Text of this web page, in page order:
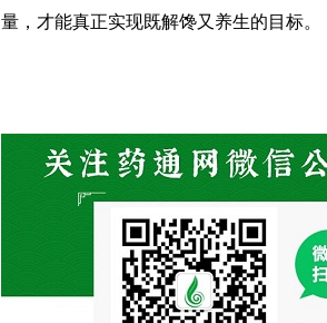
量，才能真正实现既解馋又养生的目标。